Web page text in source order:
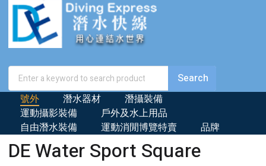
號外 潛水器材
潛攝裝備
運動攝影裝備
戶外及水上用品
自由潛水裝備
運動消閒博覽特賣 品牌
DE Water Sport Square